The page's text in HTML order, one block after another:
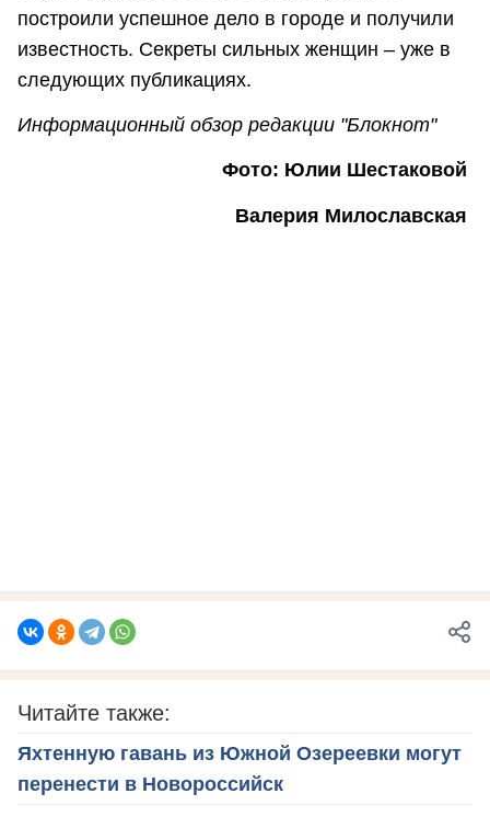
построили успешное дело в городе и получили
известность. Секреты сильных женщин – уже в
следующих публикациях.
Информационный обзор редакции "Блокнот"
Фото: Юлии Шестаковой
Валерия Милославская
Читайте также:
Яхтенную гавань из Южной Озереевки могут
перенести в Новороссийск